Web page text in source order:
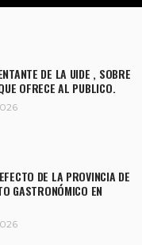
DE LA UIDE , SOBRE
OFRECE AL PUBLICO.
DE LA PROVINCIA DE
GASTRONÓMICO EN